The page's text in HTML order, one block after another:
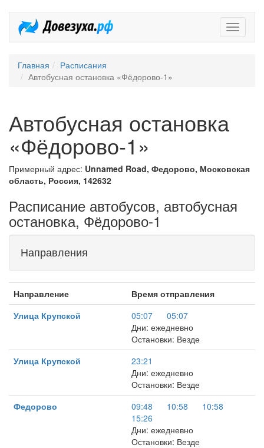
Главная
Расписания
Автобусная остановка «Фёдорово-1»
Автобусная остановка
«Фёдорово-1»
Примерный адрес: Unnamed Road, Федорово, Московская
область, Россия, 142632
Расписание автобусов, автобусная
остановка, Фёдорово-1
Направления
Направление
Время отправления
Улица Крупской
05:07
05:07
Дни: ежедневно
Остановки: Везде
Улица Крупской
23:21
Дни: ежедневно
Остановки: Везде
Федорово
09:48 10:58
10:58
15:26
Дни: ежедневно
Остановки: Везде